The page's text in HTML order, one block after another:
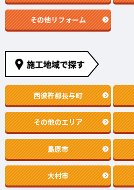
その他リフォーム
西彼杵郡長与町
その他のエリア
島原市
大村市